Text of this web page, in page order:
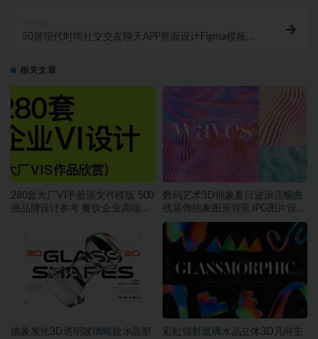
50屏现代时尚社交交友聊天APP界面设计Figma模板素
相关文章
280套大厂VI手册源文件模版 500
强品牌设计参考 餐饮企业高端矢
数码艺术3D抽象夏日波浪流畅曲
线装饰抽象图形背景JPG图片设计
素材
抽象发光3D透明玻璃螺旋水晶塑
彩虹镭射玻璃水晶立体3D几何主